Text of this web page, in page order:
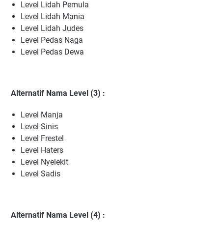
Level Lidah Pemula
Level Lidah Mania
Level Lidah Judes
Level Pedas Naga
Level Pedas Dewa
Alternatif Nama Level (3) :
Level Manja
Level Sinis
Level Frestel
Level Haters
Level Nyelekit
Level Sadis
Alternatif Nama Level (4) :